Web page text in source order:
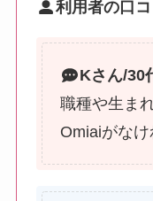
利用者の口コ
Kさん/30
職種や生ま
Omiaiがなけ